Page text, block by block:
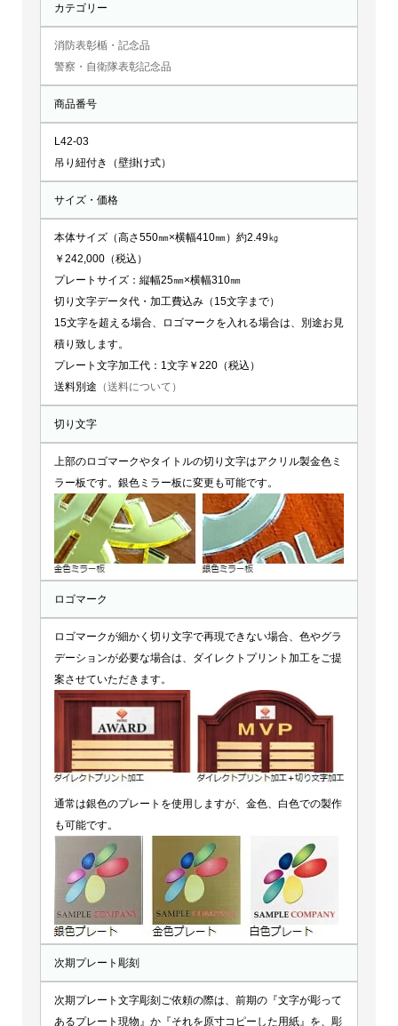
03
カテゴリー
消防表彰楯・記念品
警察・自衛隊表彰記念品
商品番号
L42-03
吊り紐付き（壁掛け式）
サイズ・価格
本体サイズ（高さ550㎜×横幅410㎜）約2.49㎏
￥242,000（税込）
プレートサイズ：縦幅25㎜×横幅310㎜
切り文字データ代・加工費込み（15文字まで）
15文字を超える場合、ロゴマークを入れる場合は、別途お見
積り致します。
プレート文字加工代：1文字￥220（税込）
送料別途 （送料について）
切り文字
上部のロゴマークやタイトルの切り文字はアクリル製金色ミ
ラー板です。銀色ミラー板に変更も可能です。
ロゴマーク
ロゴマークが細かく切り文字で再現できない場合、色やグラ
デーションが必要な場合は、ダイレクトプリント加工をご提
案させていただきます。
通常は銀色のプレートを使用しますが、金色、白色での製作
も可能です。
次期プレート彫刻
次期プレート文字彫刻ご依頼の際は、前期の『文字が彫って
あるプレート現物』か『それを原寸コピーした用紙』を、彫